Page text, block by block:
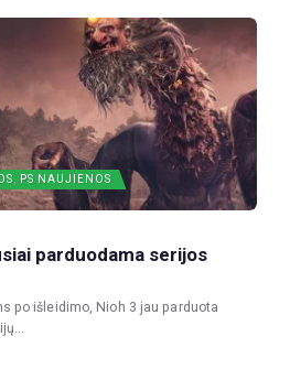
PS NAUJIENOS
parduodama serijos
po išleidimo, Nioh 3 jau parduota